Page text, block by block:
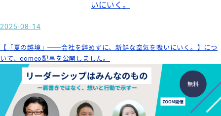
いにいく。
2025-08-14
【「夏の越境」──会社を辞めずに、新鮮な空気を吸いにいく。】につ
いて、comeo記事を公開しました。